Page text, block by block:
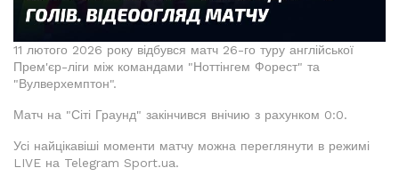
11 лютого 2026 року відбувся матч 26-го туру англійської
Прем'єр-ліги між командами "Ноттінгем Форест" та
"Вулверхемптон".
Матч на "Сіті Граунд" закінчився внічию з рахунком 0:0.
Усі найцікавіші моменти матчу можна переглянути в режимі
LIVE на Telegram Sport.ua.